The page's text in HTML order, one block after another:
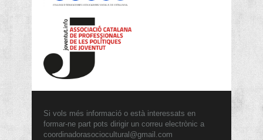
Si vols més informació o està interessats en
formar-ne part pots dirigir un correu electrònic a
coordinadorasociocultural@gmail.com